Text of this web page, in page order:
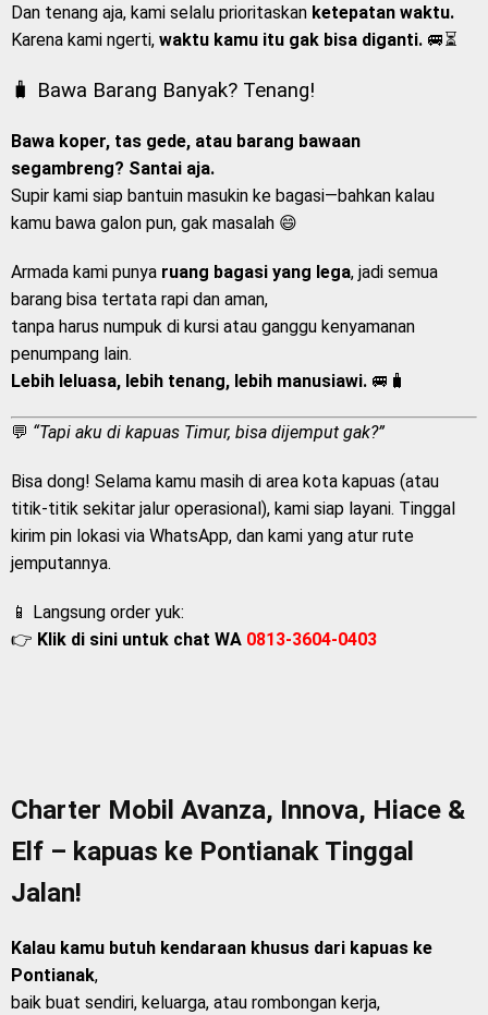
Dan tenang aja, kami selalu prioritaskan ketepatan waktu.
Karena kami ngerti, waktu kamu itu gak bisa diganti. 🚐⏳
🧳 Bawa Barang Banyak? Tenang!
Bawa koper, tas gede, atau barang bawaan
segambreng? Santai aja.
Supir kami siap bantuin masukin ke bagasi—bahkan kalau
kamu bawa galon pun, gak masalah 😄
Armada kami punya ruang bagasi yang lega, jadi semua
barang bisa tertata rapi dan aman,
tanpa harus numpuk di kursi atau ganggu kenyamanan
penumpang lain.
Lebih leluasa, lebih tenang, lebih manusiawi. 🚐🧳
💬 “Tapi aku di kapuas Timur, bisa dijemput gak?”
Bisa dong! Selama kamu masih di area kota kapuas (atau
titik-titik sekitar jalur operasional), kami siap layani. Tinggal
kirim pin lokasi via WhatsApp, dan kami yang atur rute
jemputannya.
📱 Langsung order yuk:
👉 Klik di sini untuk chat WA 0813-3604-0403
Charter Mobil Avanza, Innova, Hiace &
Elf – kapuas ke Pontianak Tinggal
Jalan!
Kalau kamu butuh kendaraan khusus dari kapuas ke
Pontianak,
baik buat sendiri, keluarga, atau rombongan kerja,